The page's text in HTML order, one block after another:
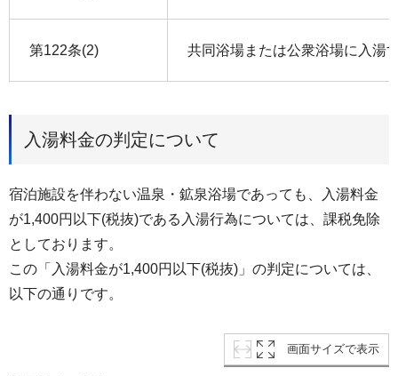
第122条(2) 共同浴場または公衆浴場に入湯
入湯料金の判定について
宿泊施設を伴わない温泉・鉱泉浴場であっても、入湯料金
が1,400円以下(税抜)である入湯行為については、課税免除
としております。
この「入湯料金が1,400円以下(税抜)」の判定については、
以下の通りです。
画面サイズで表示